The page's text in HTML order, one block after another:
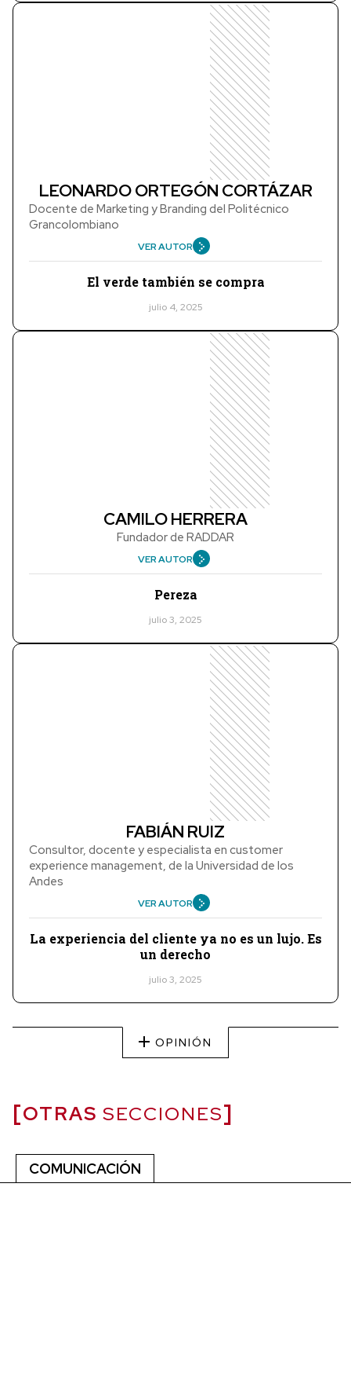
LEONARDO ORTEGÓN CORTÁZAR
Docente de Marketing y Branding del Politécnico
Grancolombiano
VER AUTOR
El verde también se compra
julio 4, 2025
CAMILO HERRERA
Fundador de RADDAR
VER AUTOR
Pereza
julio 3, 2025
FABIÁN RUIZ
Consultor, docente y especialista en customer
experience management, de la Universidad de los
Andes
VER AUTOR
La experiencia del cliente ya no es un lujo. Es
un derecho
julio 3, 2025
OPINIÓN
OTRAS SECCIONES
COMUNICACIÓN